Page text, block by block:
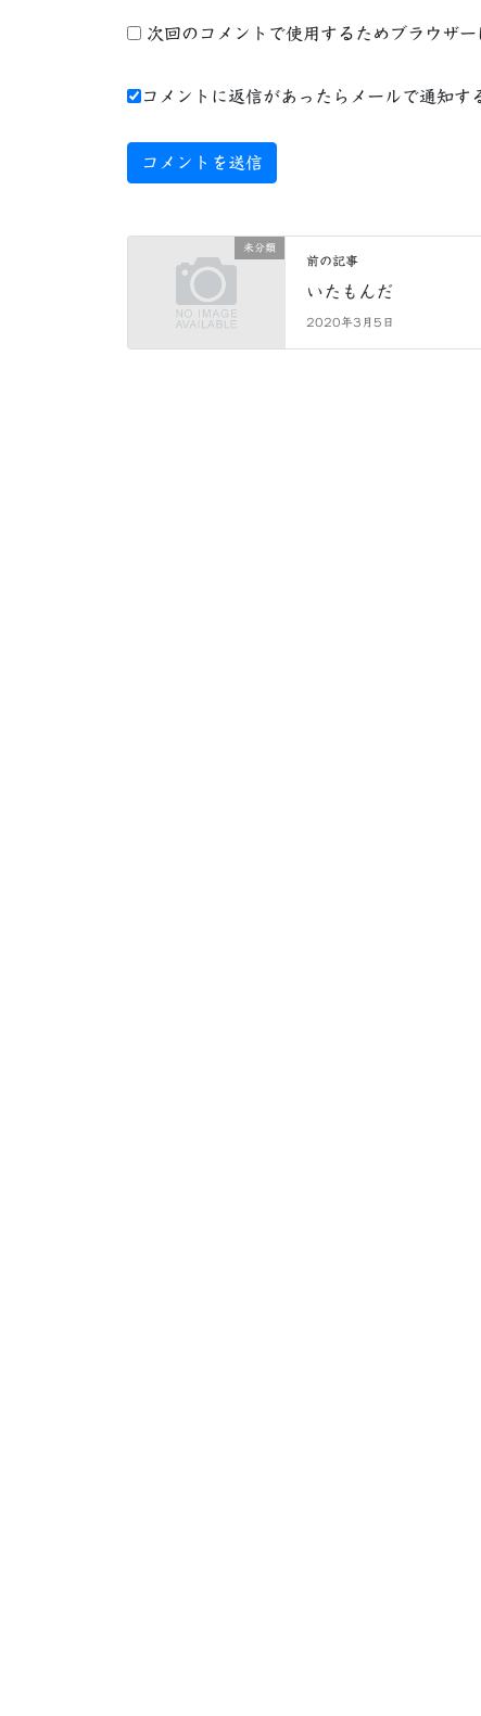
次回のコメントで使用するためブラウザ
コメントに返信があったらメールで通知す
未分類
前の記事
いたもんだ
2020年3月5日